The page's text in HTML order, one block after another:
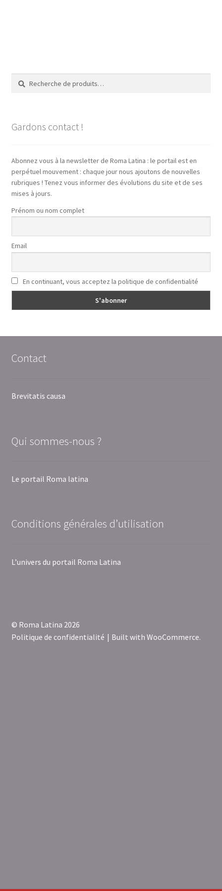
Recherche
pour :
Recherche
Gardons contact !
Abonnez vous à la newsletter de Roma Latina : le portail est en
perpétuel mouvement : chaque jour nous ajoutons de nouvelles
rubriques ! Tenez vous informer des évolutions du site et de ses
mises à jours.
Prénom ou nom complet
Email
En continuant, vous acceptez la politique de confidentialité
Contact
Brevitatis causa
Qui sommes-nous ?
Le portail Roma latina
Conditions générales d’utilisation
L’univers du portail Roma Latina
© Roma Latina 2026
Politique de confidentialité
Built with WooCommerce.